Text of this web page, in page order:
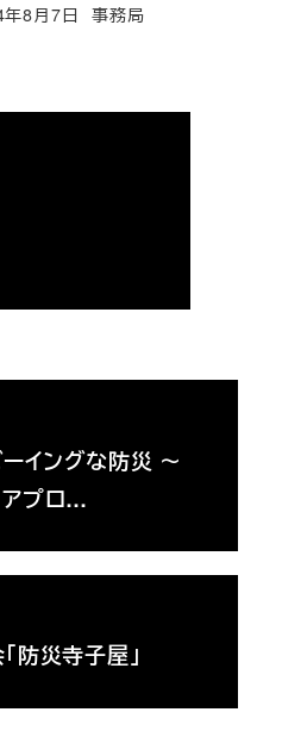
8月7日
著
事務局
イングな防災 ～
プロ…
防災寺子屋」